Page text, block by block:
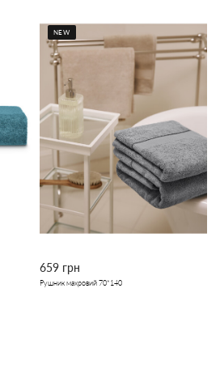
NEW
659 грн
Рушник махровий 70*140